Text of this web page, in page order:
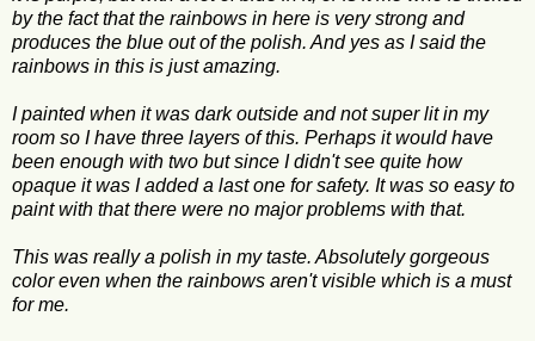
by the fact that the rainbows in here is very strong and
produces the blue out of the polish. And yes as I said the
rainbows in this is just amazing.
I painted when it was dark outside and not super lit in my
room so I have three layers of this. Perhaps it would have
been enough with two but since I didn't see quite how
opaque it was I added a last one for safety. It was so easy to
paint with that there were no major problems with that.
This was really a polish in my taste. Absolutely gorgeous
color even when the rainbows aren't visible which is a must
for me.